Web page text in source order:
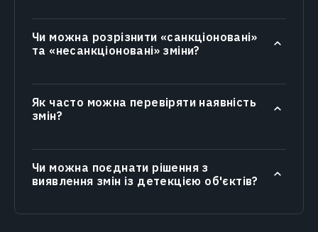
Чи можна розрізнити «санкціоновані»
та «несанкціоновані» зміни?
Як часто можна перевіряти наявність
змін?
Чи можна поєднати рішення з
виявлення змін із детекцією об'єктів?